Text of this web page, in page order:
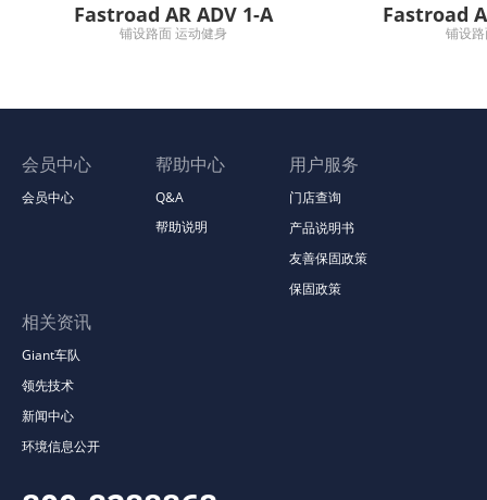
Fastroad AR ADV 1-A
铺设路面 运动健身
Fastroad
铺设
会员中心
会员中心
帮助中心
Q&A
帮助说明
用户服务
门店查询
产品说明书
友善保固政策
保固政策
相关资讯
Giant车队
领先技术
新闻中心
环境信息公开